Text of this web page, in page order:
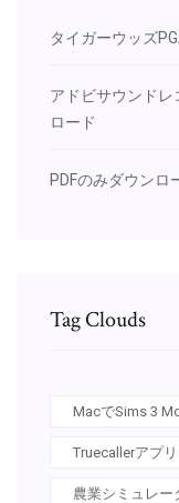
タイガーウッズ
アドビサウンド
ロード
PDFのみダウンロ
Tag Clouds
MacでSims 3
Truecallerアプ
農業シミュレ